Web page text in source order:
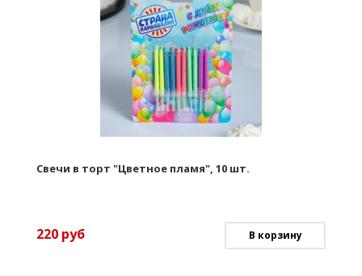
Свечи в торт "Цветное пламя", 10 шт.
220 руб В корзину